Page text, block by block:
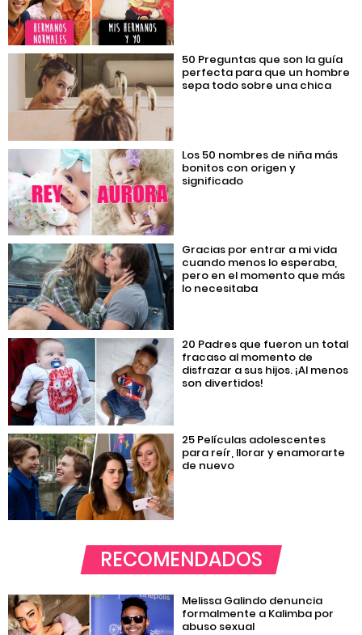
50 Preguntas que son la guía
perfecta para que un hombre
sepa todo sobre una chica
Los 50 nombres de niña más
bonitos con origen y
significado
Gracias por entrar a mi vida
cuando menos lo esperaba,
pero en el momento que más
lo necesitaba
20 Padres que fueron un total
fracaso al momento de
disfrazar a sus hijos. ¡Al menos
son divertidos!
25 Películas adolescentes
para reír, llorar y enamorarte
de nuevo
RECOMENDADOS
Melissa Galindo denuncia
formalmente a Kalimba por
abuso sexual